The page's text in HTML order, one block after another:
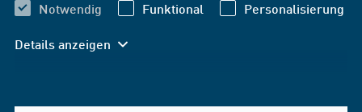
Notwendig Funktional Personalisierung
Details anzeigen